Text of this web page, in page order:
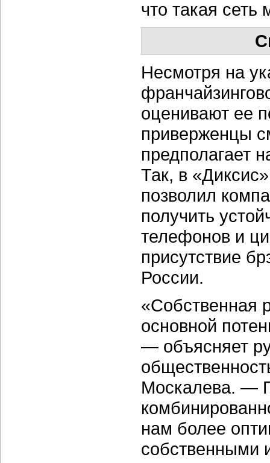
что такая
Несмотря на
оценивают ее
приверженцы
предполагает
Так, в
позволил
получить
телефонов и
присутствие
России.
«Собственная
основной
— объясняет
Москалева. —
нам более
собственными